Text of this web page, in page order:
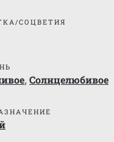
СОЦВЕТИЯ
, Солнцелюбивое